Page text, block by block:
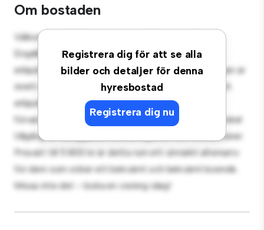
Om bostaden
Registrera dig för att se alla
bilder och detaljer för denna
hyresbostad
Registrera dig nu
Välkommen till ditt nya mysiga tillflyktsort på
Engelbrektsgatan, Göteborg! Detta bekväma rum
erbjuder ett fridfullt och privat vardagsrum. Detta rum är
inrett med nödvändigheter för din bekvämlighet och
erbjuder en bekväm säng, en arbetsyta och
förvaringslösningar. Med sitt bekväma läge har du enkel
tillgång till närliggande bekvämligheter och attraktioner.
Prisvärt till 5 800 kr är detta rum ett utmärkt alternativ
för dem som söker ett bekvämt och bekvämt boende.
Missa inte det – boka en visning idag!